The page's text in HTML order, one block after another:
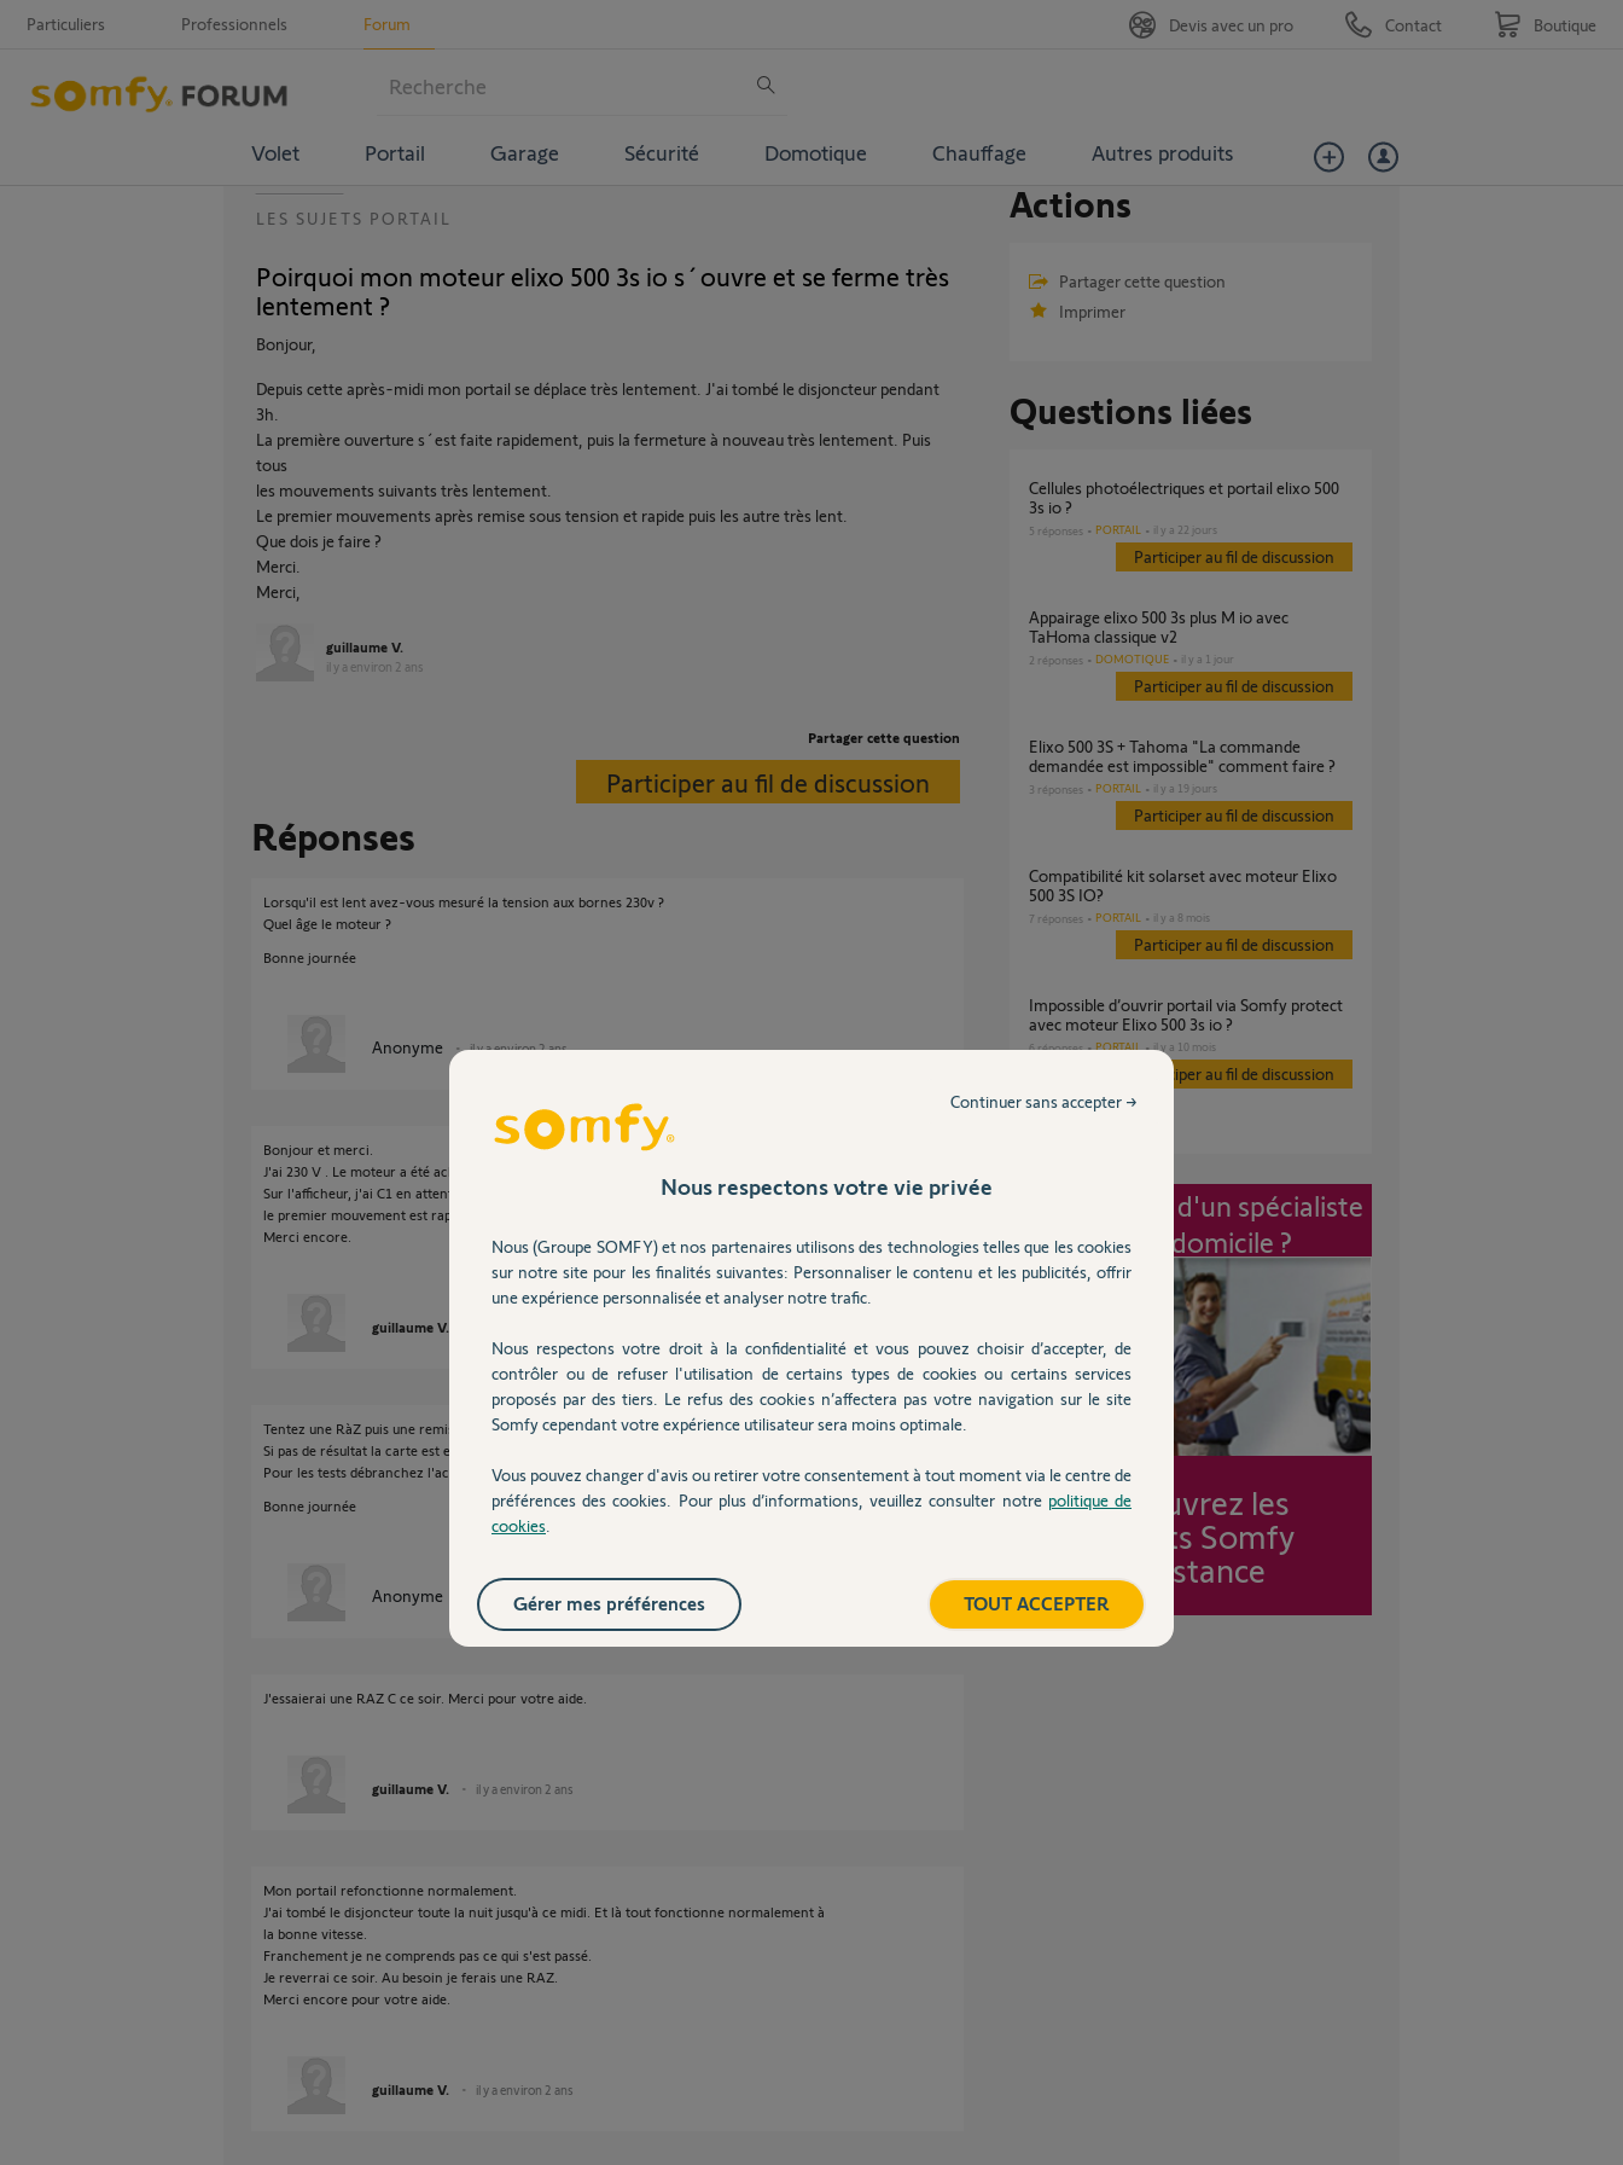
Particuliers Professionnels Forum
Volet Portail Garage Sécurité Domotique Chauffage Autres produits
Devis avec un pro Contact Boutique
LES SUJETS PORTAIL
Poirquoi mon moteur elixo 500 3s io s´ouvre et se ferme très
lentement ?
Bonjour,
Depuis cette après-midi mon portail se déplace très lentement. J'ai tombé le disjoncteur pendant
3h.
La première ouverture s´est faite rapidement, puis la fermeture à nouveau très lentement. Puis
tous
les mouvements suivants très lentement.
Le premier mouvements après remise sous tension et rapide puis les autre très lent.
Que dois je faire ?
Merci.
Merci,
guillaume V.
il y a environ 2 ans
Partager cette question
Participer au fil de discussion
Réponses
Lorsqu'il est lent avez-vous mesuré la tension aux bornes 230v ?
Quel âge le moteur ?
Bonne journée
Anonyme il y a environ 2 ans
Bonjour et merci.
J'ai 230 V . Le moteur a été acheté en septembre 2023 et mis en place en octobre 2023.
Sur l'afficheur, j'ai C1 en attente puis C2 et C4 en fonctionnement. A la remise sous tension,
le premier mouvement est rapide (normal) puis les suivant très lent.
Merci encore.
guillaume V.
Tentez une RàZ puis une remise en service complète (pensez aux vitesses).
Si pas de résultat la carte est en défaut.
Pour les tests débranchez l'accus et tous les accessoires.
Bonne journée
Anonyme il y a environ 2 ans
J'essaierai une RAZ C ce soir. Merci pour votre aide.
guillaume V. il y a environ 2 ans
Mon portail refonctionne normalement.
J'ai tombé le disjoncteur toute la nuit jusqu'à ce midi. Et là tout fonctionne normalement à
la bonne vitesse.
Franchement je ne comprends pas ce qui s'est passé.
Je reverrai ce soir. Au besoin je ferais une RAZ.
Merci encore pour votre aide.
guillaume V. il y a environ 2 ans
Actions
Partager cette question
Imprimer
Questions liées
Cellules photoélectriques et portail elixo 500
3s io ?
5 réponses PORTAIL il y a 22 jours
Participer au fil de discussion
Appairage elixo 500 3s plus M io avec
TaHoma classique v2
2 réponses DOMOTIQUE il y a 1 jour
Participer au fil de discussion
Elixo 500 3S + Tahoma "La commande
demandée est impossible" comment faire ?
3 réponses PORTAIL il y a 19 jours
Participer au fil de discussion
Compatibilité kit solarset avec moteur Elixo
500 3S IO?
7 réponses PORTAIL il y a 8 mois
Participer au fil de discussion
Impossible d’ouvrir portail via Somfy protect
avec moteur Elixo 500 3s io ?
6réponses PORTAIL il y a 10 mois
Participer au fil de discussion
Intervention d'un spécialiste
à mon domicile ?
Découvrez les
forfaits Somfy
Assistance
Nous respectons votre vie privée
Nous (Groupe SOMFY) et nos partenaires utilisons des technologies telles que les cookies
sur notre site pour les finalités suivantes: Personnaliser le contenu et les publicités, offrir
une expérience personnalisée et analyser notre trafic.
Nous respectons votre droit à la confidentialité et vous pouvez choisir d’accepter, de
contrôler ou de refuser l'utilisation de certains types de cookies ou certains services
proposés par des tiers. Le refus des cookies n’affectera pas votre navigation sur le site
Somfy cependant votre expérience utilisateur sera moins optimale.
Vous pouvez changer d'avis ou retirer votre consentement à tout moment via le centre de
préférences des cookies. Pour plus d’informations, veuillez consulter notre politique de
cookies
Continuer sans accepter →
TOUT ACCEPTER
Gérer mes préférences